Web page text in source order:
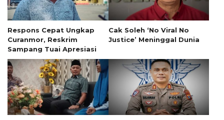
Respons Cepat Ungkap
Curanmor, Reskrim
Sampang Tuai Apresiasi
Cak Soleh ‘No Viral No
Justice’ Meninggal Dunia